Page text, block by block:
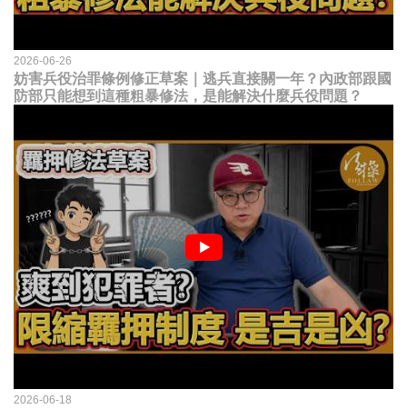
2026-06-26
妨害兵役治罪條例修正草案｜逃兵直接關一年？內政部跟國
防部只能想到這種粗暴修法，是能解決什麼兵役問題？
2026-06-18